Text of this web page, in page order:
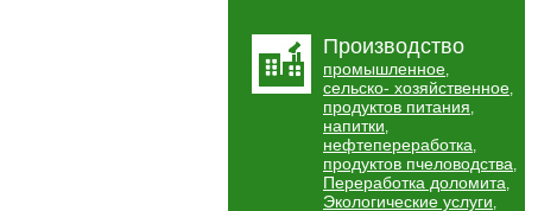
Производство
промышленное,
сельско- хозяйственное,
продуктов питания,
напитки,
нефтепереработка,
продуктов пчеловодства,
Переработка доломита,
Экологические услуги,